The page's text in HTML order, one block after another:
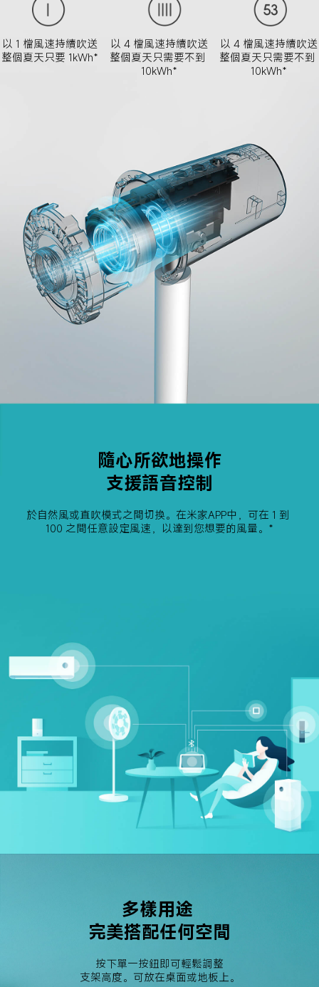
以 1 檔風速持續吹送
整個夏天只要 1kWh*
以 4 檔風速持續吹送
整個夏天只需要不到
10kWh*
以 4 檔風速持續吹送
整個夏天只需要不到
10kWh*
隨心所欲地操作
支援語音控制
於自然風或直吹模式之間切換。在米家APP中，可在 1 到
100 之間任意設定風速，以達到您想要的風量。*
多樣用途
完美搭配任何空間
按下單一按鈕即可輕鬆調整
支架高度。可放在桌面或地板上。